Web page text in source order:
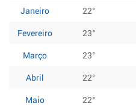
Janeiro
22°
Fevereiro
23°
Março
23°
Abril
22°
Maio
22°